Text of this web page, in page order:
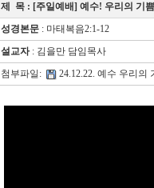
제 목 : [주일예배] 예수! 우리의 기
성경본문 : 마태복음2:1-12
설교자: 김을만 담임목사
첨부파일:
24.12.22. 예수 우리의